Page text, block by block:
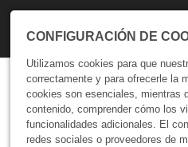
Talks
Negocios
CONFIGURACIÓN DE
Utilizamos cookies para que
correctamente y para ofrecerle la
cookies son esenciales, mientras
contenido, comprender cómo los
funcionalidades adicionales. El
redes sociales o proveedores de